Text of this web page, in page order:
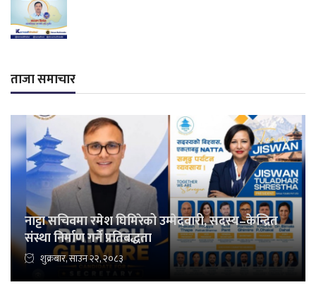
ताजा समाचार
नाट्टा सचिवमा रमेश घिमिरेको उम्मेदवारी, सदस्य–केन्द्रित
संस्था निर्माण गर्ने प्रतिबद्धता
शुक्रबार, साउन २२, २०८३